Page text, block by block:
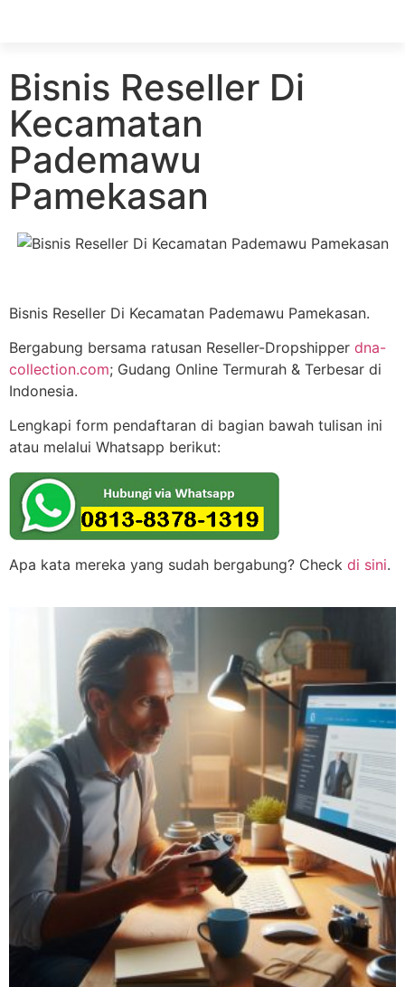
Bisnis Reseller Di
Kecamatan
Pademawu
Pamekasan
Bisnis Reseller Di Kecamatan Pademawu Pamekasan.
Bergabung bersama ratusan Reseller-Dropshipper dna-
collection.com; Gudang Online Termurah & Terbesar di
Indonesia.
Lengkapi form pendaftaran di bagian bawah tulisan ini
atau melalui Whatsapp berikut:
Apa kata mereka yang sudah bergabung? Check di sini.